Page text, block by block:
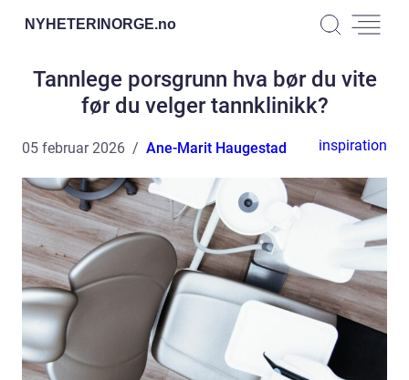
NYHETERINORGE.no
Tannlege porsgrunn hva bør du vite
før du velger tannklinikk?
05 februar 2026 Ane-Marit Haugestad inspiration